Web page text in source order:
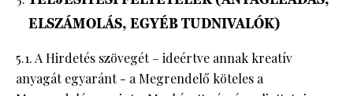
ELSZÁMOLÁS, EGYÉB TUDNIVALÓK)
5.1. A Hirdetés szövegét – ideértve annak kreatív
anyagát egyaránt - a Megrendelő köteles a